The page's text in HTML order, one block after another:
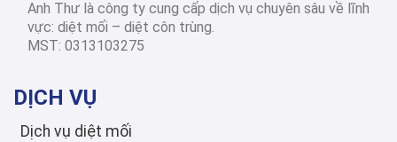
2026-03-03
Diệt côn trùng các
tỉnh thành
Anh Thư là công ty cung cấp dịch vụ chuyên sâu về lĩnh
vực: diệt mối – diệt côn trùng.
MST: 0313103275
DỊCH VỤ
Dịch vụ diệt mối